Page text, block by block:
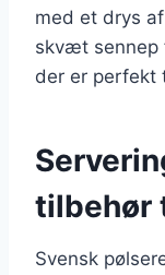
med et drys
skvæt sennep
der er perfekt
tilbehør
Svensk